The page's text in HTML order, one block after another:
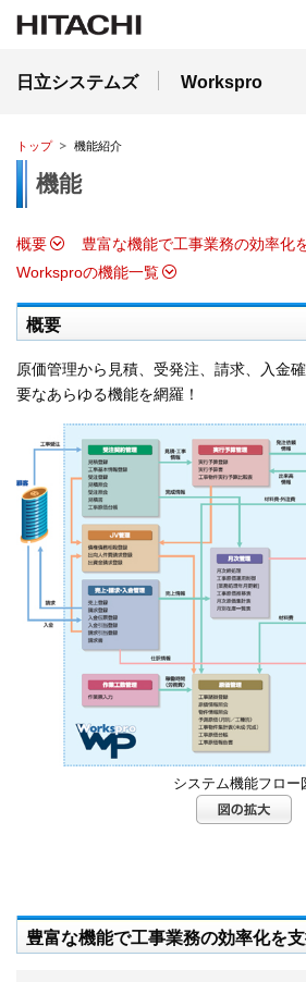
日立システムズ Workspro
トップ 機能紹介
機能
概要
豊富な機能で工事業務の効率化
Worksproの機能一覧
概要
原価管理から見積、受発注、請求、入金
要なあらゆる機能を網羅！
システム機能フロー
豊富な機能で工事業務の効率化を